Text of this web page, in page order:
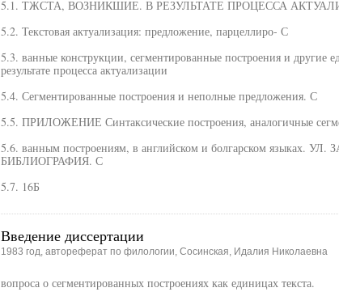
5.1. ТЖСТА, ВОЗНИКШИЕ. В РЕЗУЛЬТАТЕ ПРОЦЕССА
5.2. Текстовая актуализация: предложение, парцеллиро- С
5.3. ванные конструкции, сегментированные построения и другие
результате процесса актуализации
5.4. Сегментированные построения и неполные предложения. С
5.5. ПРИЛОЖЕНИЕ Синтаксические построения, аналогичные
5.6. ванным построениям, в английском и болгарском языках.
БИБЛИОГРАФИЯ. С
5.7. 16Б
Введение диссертации
1983 год, автореферат по филологии, Сосинская, Идалия Николаевна
вопроса о сегментированных построениях как единицах текста.